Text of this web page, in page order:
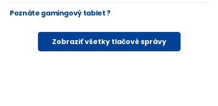
Poznáte gamingový tablet ?
Zobraziť všetky tlačové správy